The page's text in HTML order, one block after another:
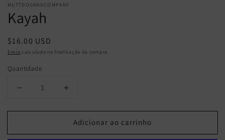
MUTTDOGANDCOMPANY
Kayah
Preço
normal
$16.00 USD
Envio calculado na finalização da compra.
Quantidade
Diminuir
quantidade
Kayah
Aumentar
quantidade
de
Kayah
Adicionar ao carrinho